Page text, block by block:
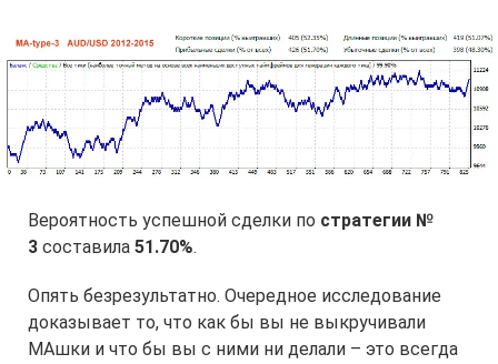
Вероятность успешной сделки по стратегии №
3 составила 51.70%.
Опять безрезультатно. Очередное исследование
доказывает то, что как бы вы не выкручивали
МАшки и что бы вы с ними ни делали – это всегда